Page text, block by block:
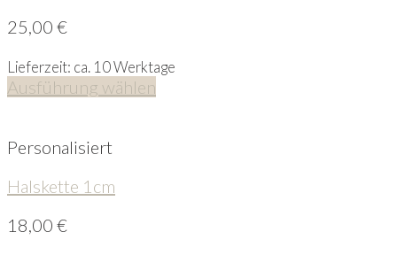
25,00 €
Lieferzeit: ca. 10 Werktage
Ausführung wählen
Personalisiert
Halskette 1cm
18,00 €